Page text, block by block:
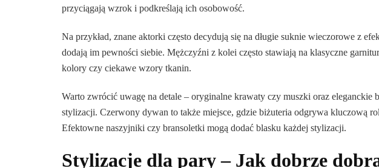
przyciągają wzrok i podkreślają ich osobowość.
Na przykład, znane aktorki często decydują się na długie suknie wieczorowe z
dodają im pewności siebie. Mężczyźni z kolei często stawiają na klasyczne
kolory czy ciekawe wzory tkanin.
Warto zwrócić uwagę na detale – oryginalne krawaty czy muszki oraz eleganckie
stylizacji. Czerwony dywan to także miejsce, gdzie biżuteria odgrywa kluczową
Efektowne naszyjniki czy bransoletki mogą dodać blasku każdej stylizacji.
Stylizacje dla pary – Jak dobrze